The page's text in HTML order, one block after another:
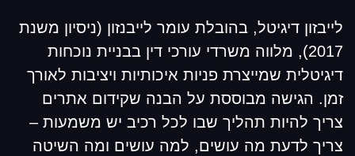
לייבזון דיגיטל, בהובלת עומר לייבנזון (ניסיון משנת
2017), מלווה משרדי עורכי דין בבניית נוכחות
דיגיטלית שמייצרת פניות איכותיות ויציבות לאורך
זמן. הגישה מבוססת על הבנה שקידום אתרים
צריך להיות תהליך שבו לכל רכיב יש משמעות –
צריך לדעת מה עושים, למה עושים ומה השיטה